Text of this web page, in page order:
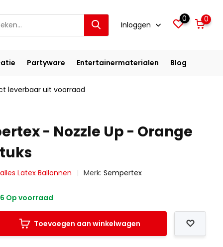
Inloggen
0 0
Partyware Entertainermaterialen Blog
leverbaar uit voorraad
- Nozzle Up - Orange
Latex Ballonnen Merk:Sempertex
6 Op voorraad
Toevoegen aan winkelwagen